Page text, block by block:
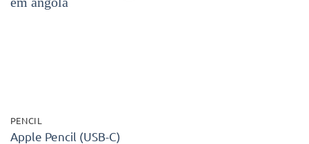
PENCIL
Apple Pencil (USB-C)